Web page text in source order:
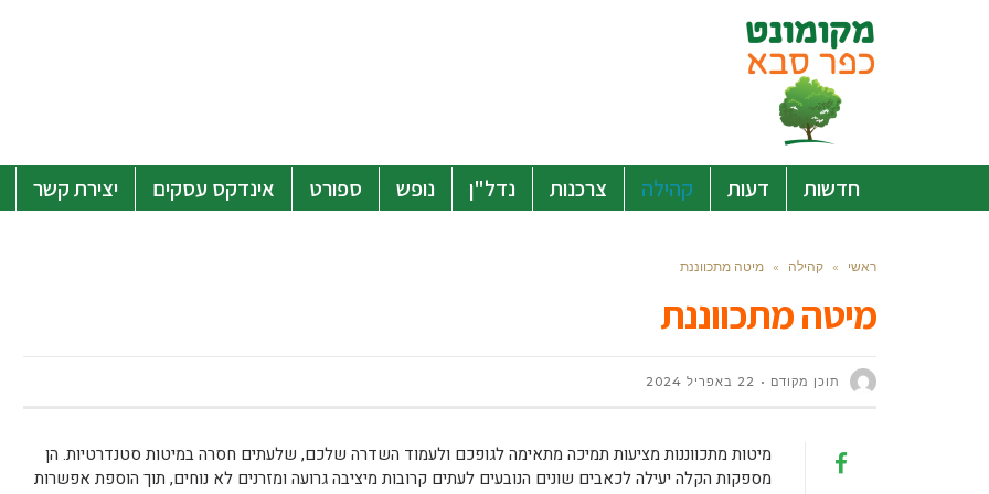
חדשות דעות קהילה צרכנות נדל"ן נופש ספורט אינדקס עסקים יצירת קשר
ראשי » קהילה » מיטה מתכווננת
מיטה מתכווננת
תוכן מקודם 22 באפריל 2024
מיטות מתכווננות מציעות תמיכה מתאימה לגופכם ולעמוד השדרה שלכם, שלעתים חסרה במיטות סטנדרטיות. הן
מספקות הקלה יעילה לכאבים שונים הנובעים לעתים קרובות מיציבה גרועה ומזרנים לא נוחים, תוך הוספת אפשרות